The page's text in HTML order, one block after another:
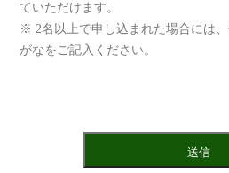
ていただけます。
※ 2名以上で申し込まれた場合には
がなをご記入ください。